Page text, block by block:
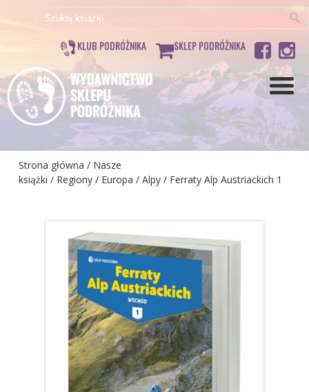
Szukaj:
KLUB PODRÓŻNIKA SKLEP PODRÓŻNIKA
Strona główna / Nasze
książki / Regiony/ Europa / Alpy/ Ferraty Alp Austriackich 1